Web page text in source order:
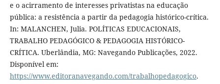
e o acirramento de interesses privatistas na educação
pública: a resistência a partir da pedagogia histórico-crítica.
In: MALANCHEN, Julia. POLÍTICAS EDUCACIONAIS,
TRABALHO PEDAGÓGICO & PEDAGOGIA HISTÓRICO-
CRÍTICA. Uberlândia, MG: Navegando Publicações, 2022.
Disponível em:
https://www.editoranavegando.com/trabalhopedagogico.